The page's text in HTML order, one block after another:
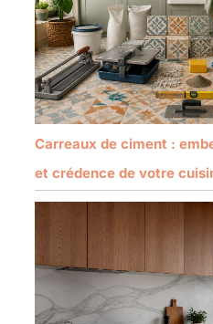
Carreaux de ciment :
et crédence de votre